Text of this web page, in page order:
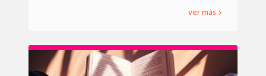
ver más >